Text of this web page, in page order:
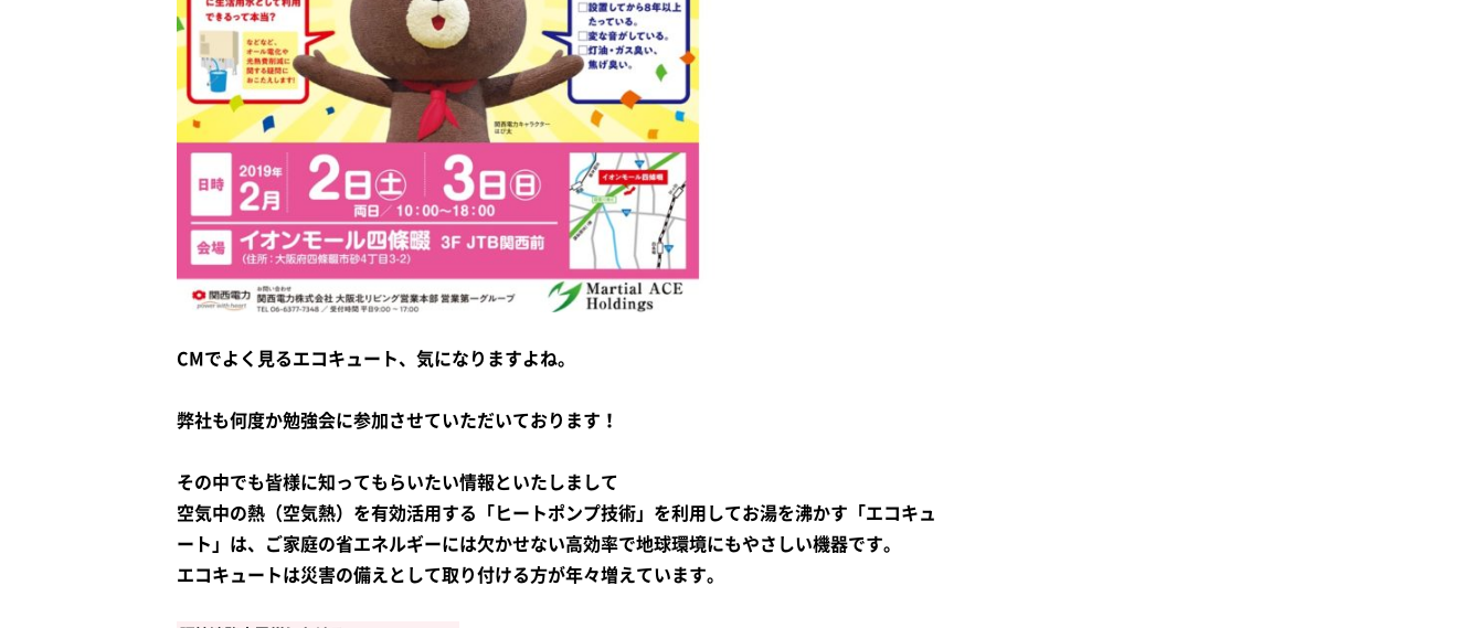
CMでよく見るエコキュート、気になりますよね。
弊社も何度か勉強会に参加させていただいております！
その中でも皆様に知ってもらいたい情報といたしまして
空気中の熱（空気熱）を有効活用する「ヒートポンプ技術」を利用してお湯を沸かす「エコキュ
ート」は、
ご家庭の省エネルギーには欠かせない高効率で地球環境にもやさしい機器です。
エコキュートは災害の備えとして取り付ける方が年々増えています。